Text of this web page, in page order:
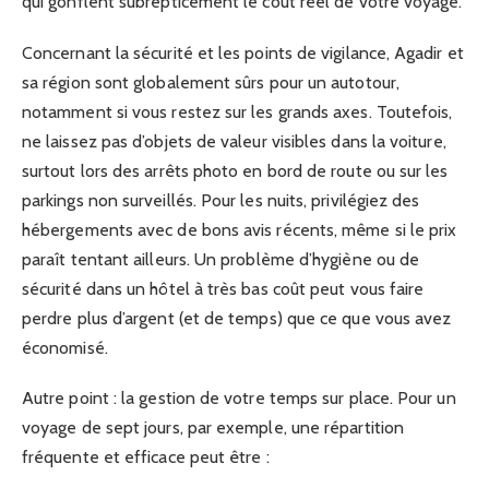
Concernant la sécurité et les points de vigilance, Agadir et
sa région sont globalement sûrs pour un autotour,
notamment si vous restez sur les grands axes. Toutefois,
ne laissez pas d’objets de valeur visibles dans la voiture,
surtout lors des arrêts photo en bord de route ou sur les
parkings non surveillés. Pour les nuits, privilégiez des
hébergements avec de bons avis récents, même si le prix
paraît tentant ailleurs. Un problème d’hygiène ou de
sécurité dans un hôtel à très bas coût peut vous faire
perdre plus d’argent (et de temps) que ce que vous avez
économisé.
Autre point : la gestion de votre temps sur place. Pour un
voyage de sept jours, par exemple, une répartition
fréquente et efficace peut être :